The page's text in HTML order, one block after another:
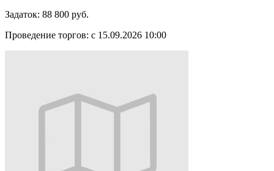
Задаток: 88 800 руб.
Проведение торгов: с 15.09.2026 10:00